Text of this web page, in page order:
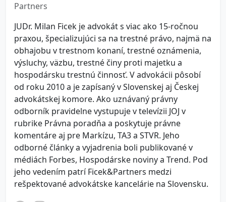
Partners
JUDr. Milan Ficek je advokát s viac ako 15-ročnou
praxou, špecializujúci sa na trestné právo, najmä na
obhajobu v trestnom konaní, trestné oznámenia,
výsluchy, väzbu, trestné činy proti majetku a
hospodársku trestnú činnosť. V advokácii pôsobí
od roku 2010 a je zapísaný v Slovenskej aj Českej
advokátskej komore. Ako uznávaný právny
odborník pravidelne vystupuje v televízii JOJ v
rubrike Právna poradňa a poskytuje právne
komentáre aj pre Markízu, TA3 a STVR. Jeho
odborné články a vyjadrenia boli publikované v
médiách Forbes, Hospodárske noviny a Trend. Pod
jeho vedením patrí Ficek&Partners medzi
rešpektované advokátske kancelárie na Slovensku.